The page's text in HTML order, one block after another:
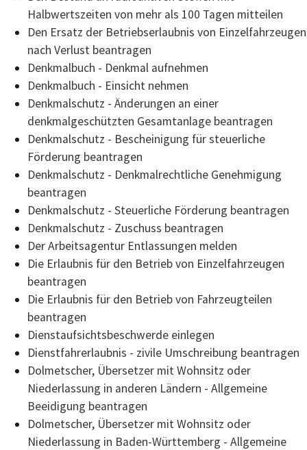
Halbwertszeiten von mehr als 100 Tagen mitteilen
Den Ersatz der Betriebserlaubnis von Einzelfahrzeugen
nach Verlust beantragen
Denkmalbuch - Denkmal aufnehmen
Denkmalbuch - Einsicht nehmen
Denkmalschutz - Änderungen an einer
denkmalgeschützten Gesamtanlage beantragen
Denkmalschutz - Bescheinigung für steuerliche
Förderung beantragen
Denkmalschutz - Denkmalrechtliche Genehmigung
beantragen
Denkmalschutz - Steuerliche Förderung beantragen
Denkmalschutz - Zuschuss beantragen
Der Arbeitsagentur Entlassungen melden
Die Erlaubnis für den Betrieb von Einzelfahrzeugen
beantragen
Die Erlaubnis für den Betrieb von Fahrzeugteilen
beantragen
Dienstaufsichtsbeschwerde einlegen
Dienstfahrerlaubnis - zivile Umschreibung beantragen
Dolmetscher, Übersetzer mit Wohnsitz oder
Niederlassung in anderen Ländern - Allgemeine
Beeidigung beantragen
Dolmetscher, Übersetzer mit Wohnsitz oder
Niederlassung in Baden-Württemberg - Allgemeine